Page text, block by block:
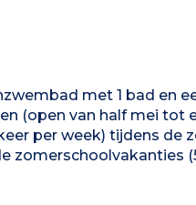
met 1 bad en
(open van half mei tot
per week) tijdens de
zomerschoolvakanties